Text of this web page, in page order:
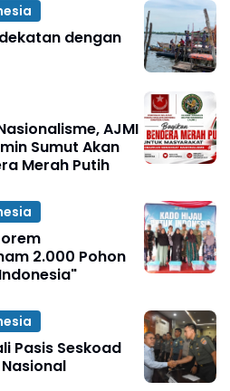
dengan
AJMI
Sumut Akan
Merah Putih
2.000 Pohon
Pasis Seskoad